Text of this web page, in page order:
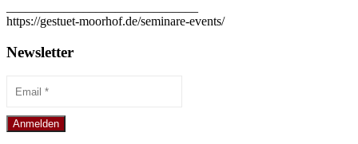
https://gestuet-moorhof.de/seminare-events/
Newsletter